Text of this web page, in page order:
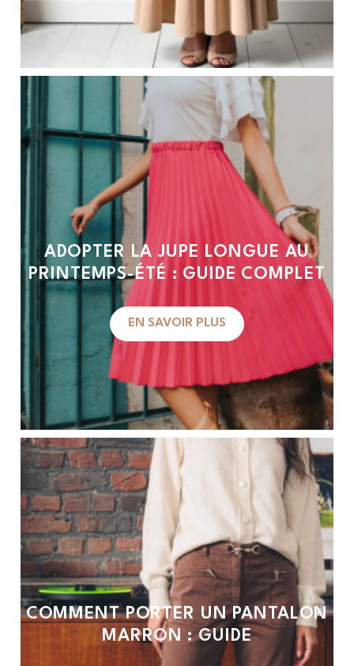
ADOPTER LA JUPE LONGUE AU
PRINTEMPS-ÉTÉ : GUIDE COMPLET
EN SAVOIR PLUS
COMMENT PORTER UN PANTALON
MARRON : GUIDE